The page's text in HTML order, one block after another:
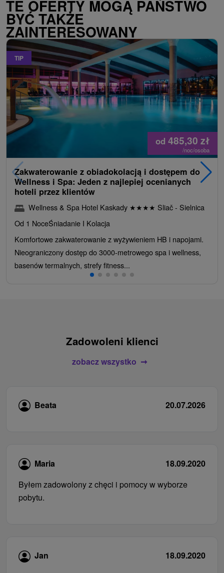
TE OFERTY MOGĄ PAŃSTWO
BYĆ TAKŻE
ZAINTERESOWANY
TIP
od 485,30 zł
/noc/osoba
Zakwaterowanie z obiadokolacją i dostępem do
Wellness i Spa: Jeden z najlepiej ocenianych
hoteli przez klientów
Wellness & Spa Hotel Kaskady ★★★★ Sliač - Sielnica
Od 1 NoceŚniadanie I Kolacja
Komfortowe zakwaterowanie z wyżywieniem HB i napojami.
Nieograniczony dostęp do 3000-metrowego spa i wellness,
basenów termalnych, strefy fitness...
Zadowoleni klienci
zobacz wszystko
Beata 20.07.2026
Maria
18.09.2020
Byłem zadowolony z chęci i pomocy w wyborze
pobytu.
Jan
18.09.2020